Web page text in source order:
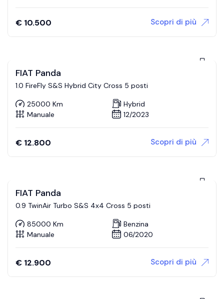
€ 10.500 Scopri di più
FIAT Panda
1.0 FireFly S&S Hybrid City Cross 5 posti
25000 Km
Hybrid
Manuale
12/2023
€ 12.800 Scopri di più
FIAT Panda
0.9 TwinAir Turbo S&S 4x4 Cross 5 posti
85000 Km
Benzina
Manuale
06/2020
€ 12.900 Scopri di più